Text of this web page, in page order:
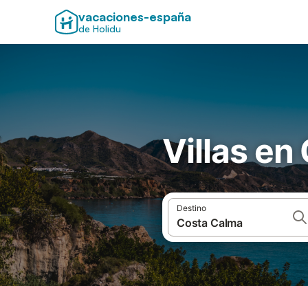
vacaciones-españa
de Holidu
Villas en
Destino